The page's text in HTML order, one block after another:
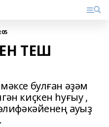
ТЕШ
булған әҙәм
киҫкен һуғыу ,
ауыҙ